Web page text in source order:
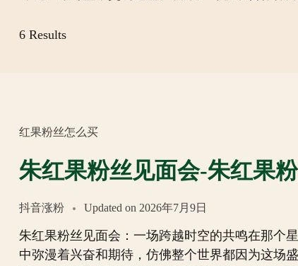
6 Results
红果粉丝怎么买
朱红果粉丝见面会-朱红果
抖音涨粉 Updated on 2026年7月9日
朱红果粉丝见面会：一场跨越时空的共鸣在那个
中弥漫着兴奋和期待，仿佛整个世界都因为这场